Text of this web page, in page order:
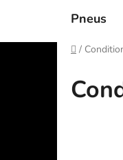
Pneus
Home
/